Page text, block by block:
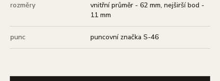
rozměry
vnitřní průměr - 62 mm, nejširší bod -
11 mm
punc puncovní značka S-46